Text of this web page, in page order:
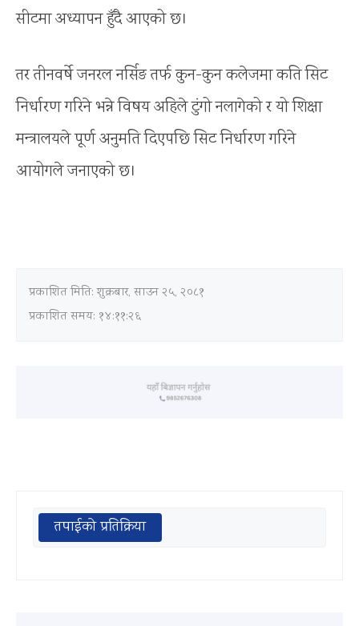
सीटमा अध्यापन हुँदै आएको छ।
तर तीनवर्षे जनरल नर्सिङ तर्फ कुन-कुन कलेजमा कति सिट
निर्धारण गरिने भन्ने विषय अहिले टुंगो नलागेको र यो शिक्षा
मन्त्रालयले पूर्ण अनुमति दिएपछि सिट निर्धारण गरिने
आयोगले जनाएको छ।
प्रकाशित मिति:शुक्रबार, साउन २५, २०८१
प्रकाशित समय: १४:११:२६
तपाईको प्रतिक्रिया